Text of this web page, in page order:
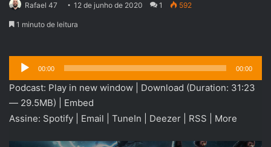
Rafael 47 12 de junho de 2020 1 592
1 minuto de leitura
Tocador
de
áudio
00:00 00:00
Podcast: Play in new window Download (Duration: 31:23
— 29.5MB) | Embed
Assine: Spotify Email TuneIn Deezer RSS More